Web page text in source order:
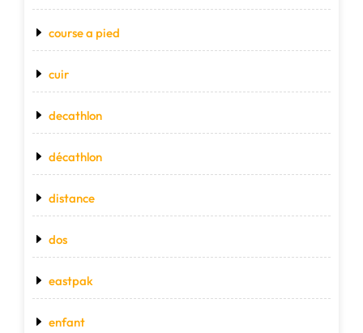
course a pied
cuir
decathlon
décathlon
distance
dos
eastpak
enfant